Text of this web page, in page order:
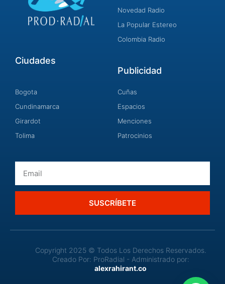
Novedad Radio
La Popular Estereo
Colombia Radio
Ciudades
Bogota
Cundinamarca
Girardot
Tolima
Publicidad
Cuñas
Espacios
Menciones
Patrocinios
SUSCRÍBETE
Copyright 2025 © Todos Los Derechos Reservados.
Creado Por: ProRadial - Administrado por:
alexrahirant.co